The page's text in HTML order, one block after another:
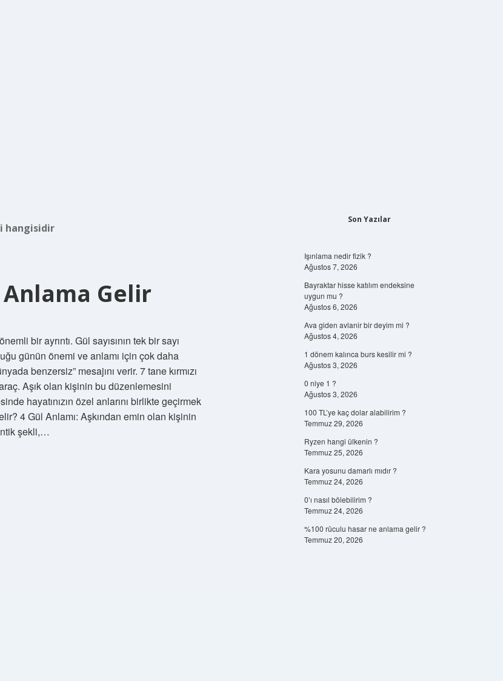
hangisidir
Anlama Gelir
bir ayrıntı. Gül sayısının tek bir sayı
günün önemi ve anlamı için çok daha
benzersiz” mesajını verir. 7 tane kırmızı
Aşık olan kişinin bu düzenlemesini
hayatınızın özel anlarını birlikte geçirmek
4 Gül Anlamı: Aşkından emin olan kişinin
şekli,…
Son Yazılar
Işınlama nedir fizik ?
Ağustos 7, 2026
Bayraktar hisse katılım endeksine
uygun mu ?
Ağustos 6, 2026
Ava giden avlanir bir deyim mi ?
Ağustos 4, 2026
1 dönem kalınca burs kesilir mi ?
Ağustos 3, 2026
0 niye 1 ?
Ağustos 3, 2026
100 TL’ye kaç dolar alabilirim ?
Temmuz 29, 2026
Ryzen hangi ülkenin ?
Temmuz 25, 2026
Kara yosunu damarlı mıdır ?
Temmuz 24, 2026
0’ı nasıl bölebilirim ?
Temmuz 24, 2026
%100 rüculu hasar ne anlama gelir ?
Temmuz 20, 2026